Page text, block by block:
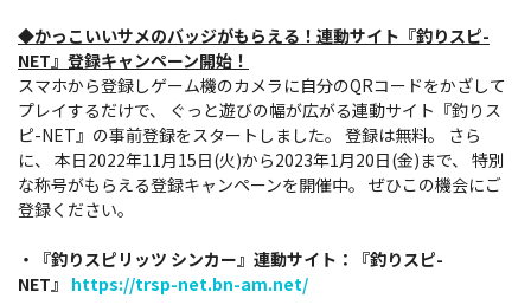
◆かっこいいサメのバッジがもらえる！連動サイト『釣りスピ-
NET』登録キャンペーン開始！
スマホから登録しゲーム機のカメラに自分のQRコードをかざして
プレイするだけで、 ぐっと遊びの幅が広がる連動サイト『釣りス
ピ-NET』の事前登録をスタートしました。 登録は無料。 さら
に、 本日2022年11月15日(火)から2023年1月20日(金)まで、 特別
な称号がもらえる登録キャンペーンを開催中。 ぜひこの機会にご
登録ください。
・『釣りスピリッツ シンカー』連動サイト：『釣りスピ-
NET』 https://trsp-net.bn-am.net/